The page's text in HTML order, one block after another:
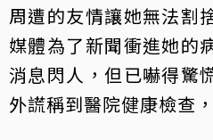
周遭的友情讓她無法割
媒體為了新聞衝進她的
消息閃人，但已嚇得驚
外謊稱到醫院健康檢查